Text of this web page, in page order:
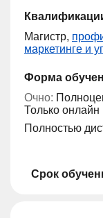
Магистр,
маркетинге и
Форма
Очно:
Только онлайн
Полностью
Срок